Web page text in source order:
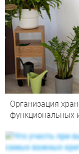
Организация
функциональных